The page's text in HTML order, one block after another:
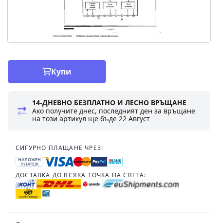
Купи
14-ДНЕВНО БЕЗПЛАТНО И ЛЕСНО ВРЪЩАНЕ
Ако получите днес, последният ден за връщане
на този артикул ще бъде22 Август
СИГУРНО ПЛАЩАНЕ ЧРЕЗ:
НАЛОЖЕН
ПЛАТЕЖ
ДОСТАВКА ДО ВСЯКА ТОЧКА НА СВЕТА: